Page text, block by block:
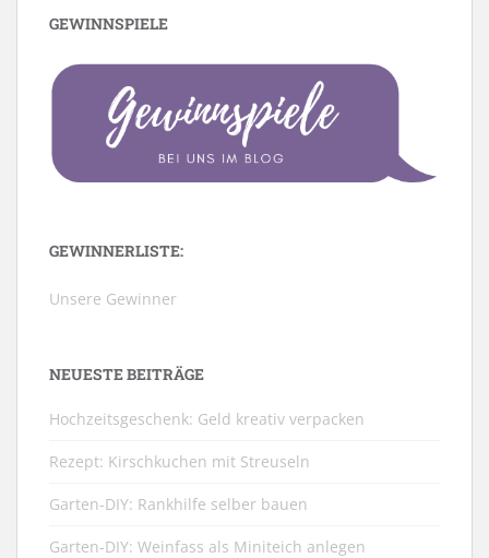
GEWINNSPIELE
GEWINNERLISTE:
Unsere Gewinner
NEUESTE BEITRÄGE
Hochzeitsgeschenk: Geld kreativ verpacken
Rezept: Kirschkuchen mit Streuseln
Garten-DIY: Rankhilfe selber bauen
Garten-DIY: Weinfass als Miniteich anlegen